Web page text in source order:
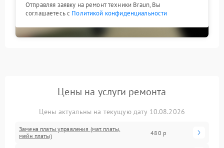
Отправляя заявку на ремонт техники Braun, Вы
соглашаетесь с Политикой конфиденциальности
Цены на услуги ремонта
Цены актуальны на текущую дату 10.08.2026
Замена платы управления (мат.платы,
мейн платы)
480 р